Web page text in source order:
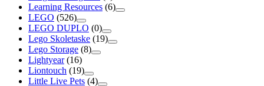
Learning Resources (6)
LEGO (526)
LEGO DUPLO (0)
Lego Skoletaske (19)
Lego Storage (8)
Lightyear (16)
Liontouch (19)
Little Live Pets (4)